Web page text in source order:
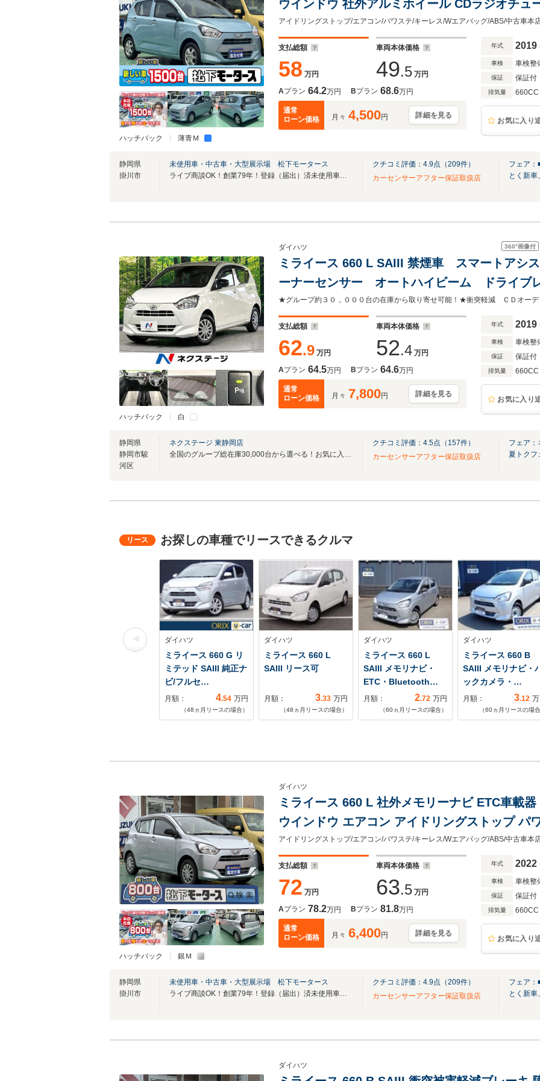
ハッチバック 薄青Ｍ
ウインドウ 社外アルミホイール CDラジオチュ
ジタルメーター
支払総額
58 万円
車両本体価格
49.5 万円
Aプラン 64.2万円 Bプラン 68.6万円
通常
ローン価格
月々 4,500円 詳細を見る
年式 2019
車検 車検整
保証 保証付
排気量 660CC
お気に入り
静岡県
掛川市
未使用車・中古車・大型展示場 松下モータース
ライブ商談OK！創業79年！登録（届出）済未使用車、試乗車を1500台展示！全車鑑定付！
クチコミ評価： 4.9点（209件）
カーセンサーアフター保証取扱店
フェア：
とく新
ハッチバック 白
360°画像付
ダイハツ
ミライース 660 L SAIII 禁煙車 スマートア
ーナーセンサー オートハイビーム ドライブ
リー 横滑り防止装置 アイドリングストップ
支払総額
62.9 万円
車両本体価格
52.4 万円
Aプラン 64.5万円 Bプラン 64.6万円
通常
ローン価格
月々 7,800円 詳細を見る
年式 2019
車検 車検整
保証 保証付
排気量 660CC
お気に入り
静岡県
静岡市駿
河区
ネクステージ 東静岡店
全国のグループ総在庫30,000台から選べる！お気に入りの愛車がきっと見つかります！
クチコミ評価： 4.5点（ 157件）
カーセンサーアフター保証取扱店
フェア
夏トクフ
お探しの車種でリースできるクルマ
ダイハツ
ミライース 660 G リ
ミテッド SAIII 純正ナ
ビ/フルセ…
月額： 4.54 万円
（48 ヵ月リースの場合）
ダイハツ
ミライース 660 L
SAIII リース可
月額： 3.33 万円
（48 ヵ月リースの場合）
ダイハツ
ミライース 660 L
SAIII メモリナビ・
ETC・Bluetooth…
月額： 2.72 万円
（60ヵ月リースの場合）
ダイハツ
ミライース 660 B
SAIII メモリナビ・
ックカメラ・…
月額： 3.12
（60ヵ月リースの場
ハッチバック 銀Ｍ
ダイハツ
ミライース 660 L 社外メモリーナビ ETC車載
ウインドウ エアコン アイドリングストップ パ
支払総額
72 万円
車両本体価格
63.5 万円
Aプラン 78.2万円 Bプラン 81.8万円
通常
ローン価格
月々 6,400円 詳細を見る
年式 2022
車検 車検整
保証 保証付
排気量 660CC
お気に入り
静岡県
掛川市
未使用車・中古車・大型展示場 松下モータース
クチコミ評価： 4.9 点（209件）
カーセンサーアフター保証取扱店
フェア：
とく新
ダイハツ